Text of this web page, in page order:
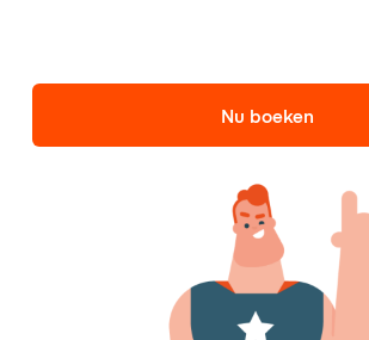
Nu boeken